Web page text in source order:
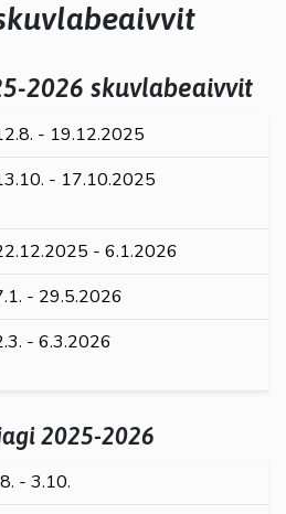
2026 skuvlabeaivvit
- 19.12.2025
- 17.10.2025
- 6.1.2026
- 29.5.2026
- 6.3.2026
2025-2026
- 3.10.